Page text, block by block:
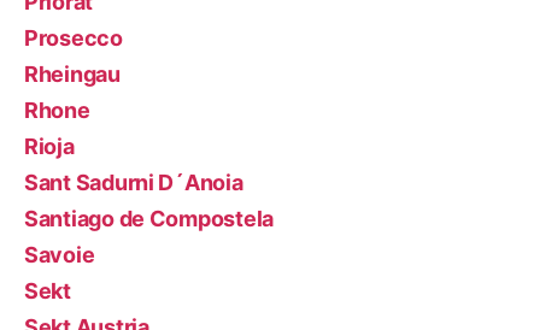
Prosecco
Rheingau
Rhone
Rioja
Sant Sadurni D´Anoia
Santiago de Compostela
Savoie
Sekt